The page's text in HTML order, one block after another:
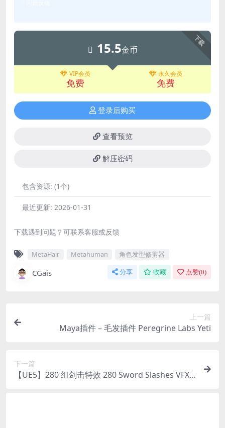
下载
15.5金币
VIP会员
免费
永久会员
免费
登录后购买
查看预览
解压密码
包含资源: (1个)
最近更新: 2026-01-31
下载遇到问题？可联系客服或反馈
MetaHair Metahuman 角色发型修剪器
CGais 分享 收藏 点赞(0)
上一篇
Maya插件 – 毛发插件 Peregrine Labs Yeti
下一篇
【UE5】280 组剑击特效 280 Sword Slashes VFX